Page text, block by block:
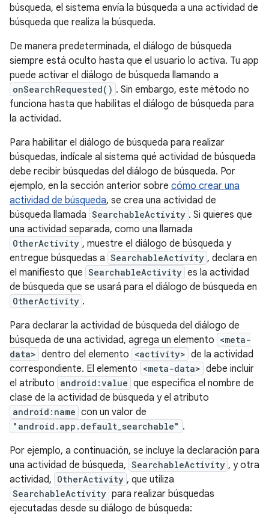
búsqueda, el sistema envía la búsqueda a una actividad de
búsqueda que realiza la búsqueda.
De manera predeterminada, el diálogo de búsqueda
siempre está oculto hasta que el usuario lo activa. Tu app
puede activar el diálogo de búsqueda llamando a
onSearchRequested() . Sin embargo, este método no
funciona hasta que habilitas el diálogo de búsqueda para
la actividad.
Para habilitar el diálogo de búsqueda para realizar
búsquedas, indícale al sistema qué actividad de búsqueda
debe recibir búsquedas del diálogo de búsqueda. Por
ejemplo, en la sección anterior sobre cómo crear una
actividad de búsqueda, se crea una actividad de
búsqueda llamada SearchableActivity . Si quieres que
una actividad separada, como una llamada
OtherActivity , muestre el diálogo de búsqueda y
entregue búsquedas a SearchableActivity , declara en
el manifiesto que SearchableActivity es la actividad
de búsqueda que se usará para el diálogo de búsqueda en
OtherActivity .
Para declarar la actividad de búsqueda del diálogo de
búsqueda de una actividad, agrega un elemento <meta-
data> dentro del elemento <activity> de la actividad
correspondiente. El elemento <meta-data> debe incluir
el atributo android:value que especifica el nombre de
clase de la actividad de búsqueda y el atributo
android:name con un valor de
"android.app.default_searchable" .
Por ejemplo, a continuación, se incluye la declaración para
una actividad de búsqueda, SearchableActivity , y otra
actividad, OtherActivity , que utiliza
SearchableActivity para realizar búsquedas
ejecutadas desde su diálogo de búsqueda: